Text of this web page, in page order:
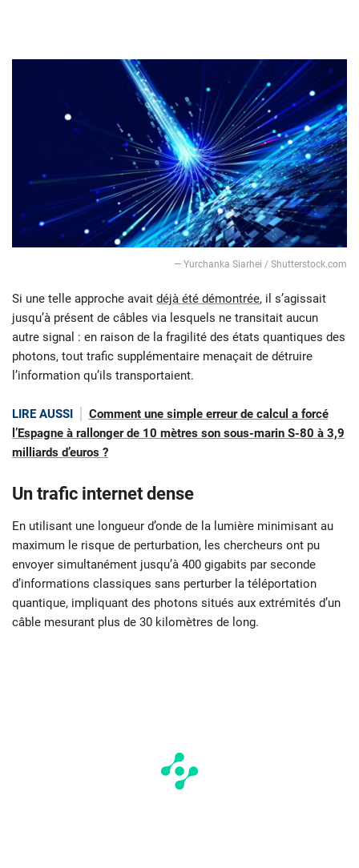
— Yurchanka Siarhei / Shutterstock.com
Si une telle approche avait déjà été démontrée, il s’agissait
jusqu’à présent de câbles via lesquels ne transitait aucun
autre signal : en raison de la fragilité des états quantiques des
photons, tout trafic supplémentaire menaçait de détruire
l’information qu’ils transportaient.
LIRE AUSSI
Comment une simple erreur de calcul a forcé
l’Espagne à rallonger de 10 mètres son sous-marin S-80 à 3,9
milliards d’euros ?
Un trafic internet dense
En utilisant une longueur d’onde de la lumière minimisant au
maximum le risque de perturbation, les chercheurs ont pu
envoyer simultanément jusqu’à 400 gigabits par seconde
d’informations classiques sans perturber la téléportation
quantique, impliquant des photons situés aux extrémités d’un
câble mesurant plus de 30 kilomètres de long.